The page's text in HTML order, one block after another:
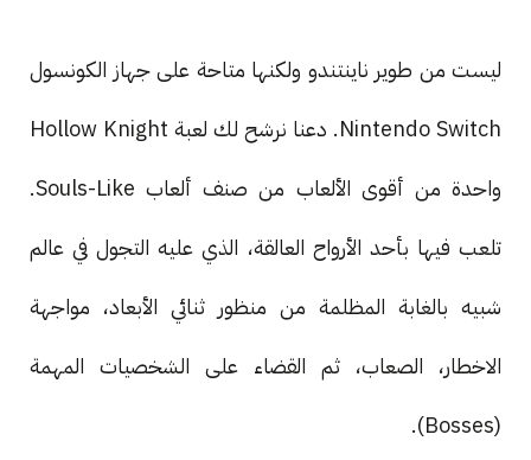
ليست من طوير ناينتندو ولكنها متاحة على جهاز الكونسول
Nintendo Switch. دعنا نرشح لك لعبة Hollow Knight
واحدة من أقوى الألعاب من صنف ألعاب Souls-Like.
تلعب فيها بأحد الأرواح العالقة، الذي عليه التجول في عالم
شبيه بالغابة المظلمة من منظور ثنائي الأبعاد، مواجهة
الاخطار، الصعاب، ثم القضاء على الشخصيات المهمة
(Bosses).